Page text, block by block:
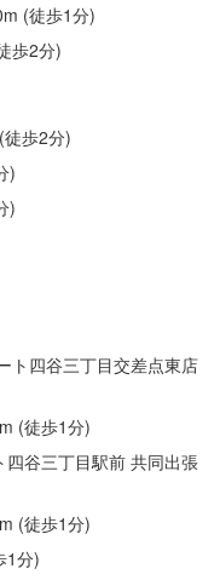
(徒歩1分)
歩2分)
歩2分)
)
)
ト四谷三丁目交差点東店
(徒歩1分)
谷三丁目駅前 共同出張
(徒歩1分)
1分)